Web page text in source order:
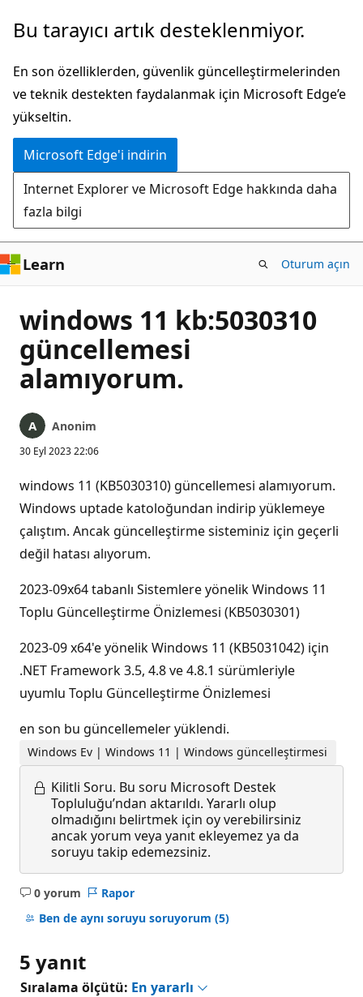
Ana
atla
Bu tarayıcı artık desteklenmiyor.
En son özelliklerden, güvenlik güncelleştirmelerinden
ve teknik destekten faydalanmak için Microsoft Edge’e
yükseltin.
Microsoft Edge'i indirin
Internet Explorer ve Microsoft Edge hakkında daha
fazla bilgi
Learn Oturum açın
windows 11 kb:5030310
güncellemesi
alamıyorum.
Anonim
30 Eyl 2023 22:06
windows 11 (KB5030310) güncellemesi alamıyorum.
Windows uptade katoloğundan indirip yüklemeye
çalıştım. Ancak güncelleştirme sisteminiz için geçerli
değil hatası alıyorum.
2023-09x64 tabanlı Sistemlere yönelik Windows 11
Toplu Güncelleştirme Önizlemesi (KB5030301)
2023-09 x64'e yönelik Windows 11 (KB5031042) için
.NET Framework 3.5, 4.8 ve 4.8.1 sürümleriyle
uyumlu Toplu Güncelleştirme Önizlemesi
en son bu güncellemeler yüklendi.
Windows Ev | Windows 11 | Windows güncelleştirmesi
Kilitli Soru. Bu soru Microsoft Destek
Topluluğu’ndan aktarıldı. Yararlı olup
olmadığını belirtmek için oy verebilirsiniz
ancak yorum veya yanıt ekleyemez ya da
soruyu takip edemezsiniz.
0 yorum
Açıklama
yok
Rapor
Ben de aynı soruyu soruyorum (5)
5 yanıt
Sıralama ölçütü: En yararlı